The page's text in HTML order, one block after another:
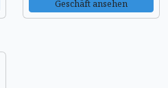
Geschäft ansehen